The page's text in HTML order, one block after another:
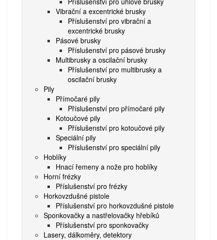
Vibrační a excentrické brusky
Příslušenství pro vibrační a
excentrické brusky
Pásové brusky
Příslušenství pro pásové brusky
Multibrusky a oscilační brusky
Příslušenství pro multibrusky a
oscilační brusky
Pily
Přímočaré pily
Příslušenství pro přímočaré pily
Kotoučové pily
Příslušenství pro kotoučové pily
Speciální pily
Příslušenství pro speciální pily
Hoblíky
Hnací řemeny a nože pro hoblíky
Horní frézky
Příslušenství pro frézky
Horkovzdušné pistole
Příslušenství pro horkovzdušné pistole
Sponkovačky a nastřelovačky hřebíků
Příslušenství pro sponkovačky
Lasery, dálkoměry, detektory